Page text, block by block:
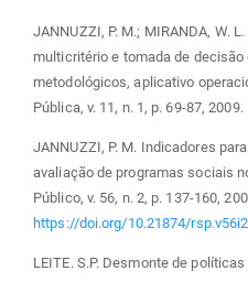
JANNUZZI, P. M.; MIRANDA, W.
multicritério e tomada de
metodológicos, aplicativo
Pública, v. 11, n. 1, p. 69-87, 2009.
JANNUZZI, P. M. Indicadores
avaliação de programas sociais
Público, v. 56, n. 2, p. 137-160,
https://doi.org/10.21874/
LEITE. S.P. Desmonte de